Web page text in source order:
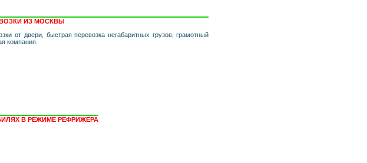
ИЗ МОСКВЫ
от двери, быстрая перевозка негабаритных грузов, грамотный
компания.
В РЕЖИМЕ РЕФРИЖЕРА